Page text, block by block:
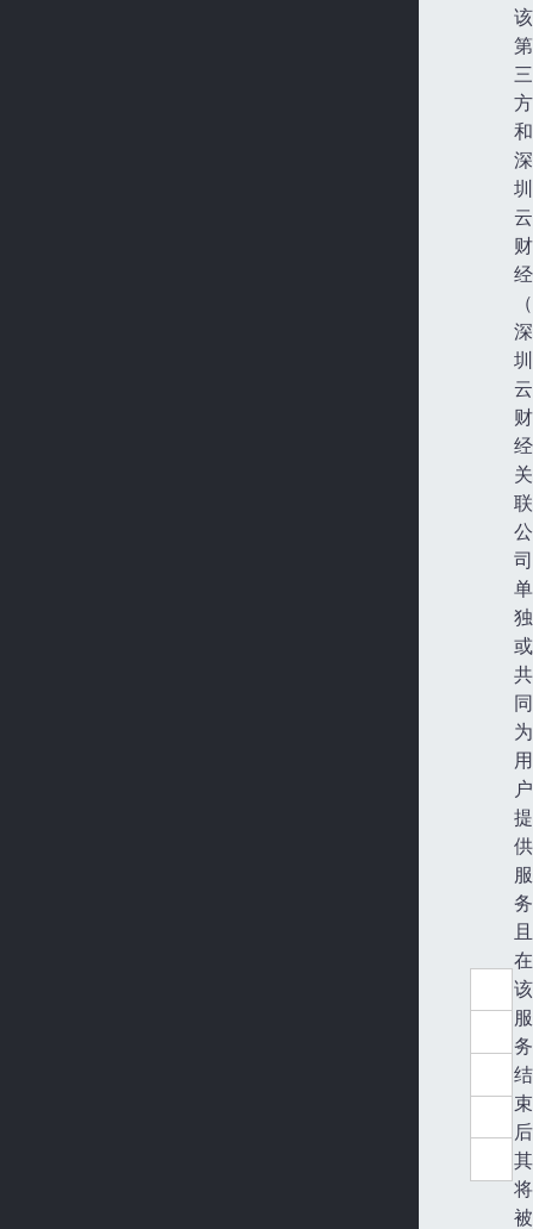
该
第
三
方
和
深
圳
云
财
经
深
圳
云
财
经
关
联
公
单
独
或
共
同
为
用
户
提
供
服
且
在
该
服
务
结
束
其
将
被